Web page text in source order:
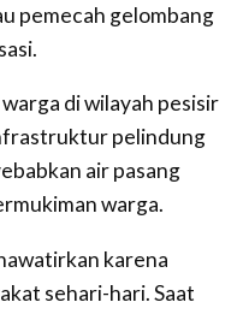
pemecah gelombang
di wilayah pesisir
pelindung
air pasang
warga.
karena
sehari-hari. Saat